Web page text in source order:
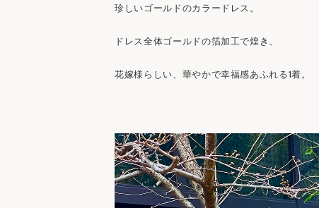
珍しいゴールドのカラードレス。
ドレス全体ゴールドの箔加工で煌き、
花嫁様らしい、華やかで幸福感あふれる1着。